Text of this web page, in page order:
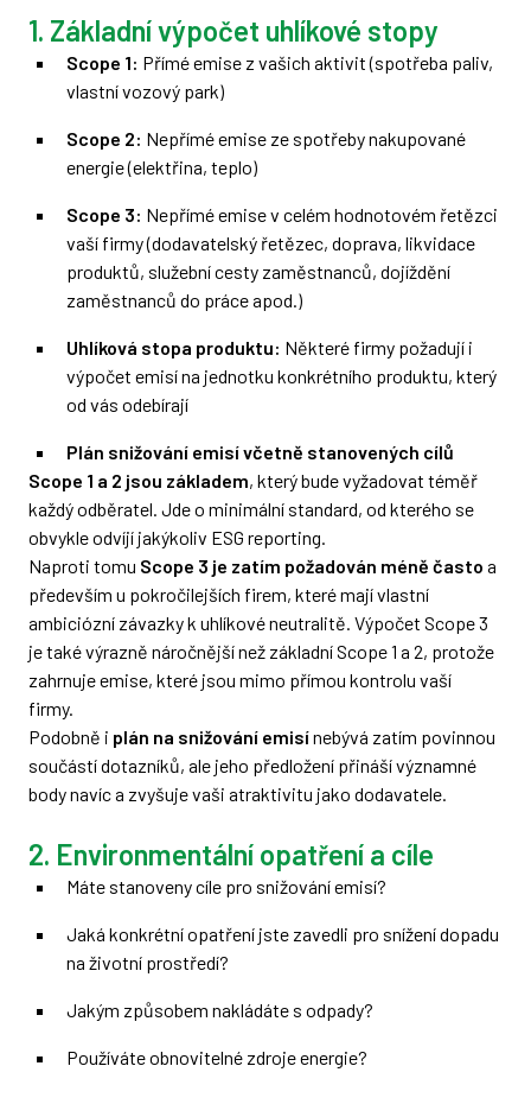
1. Základní výpočet uhlíkové stopy
Scope 1: Přímé emise z vašich aktivit (spotřeba paliv,
vlastní vozový park)
Scope 2: Nepřímé emise ze spotřeby nakupované
energie (elektřina, teplo)
Scope 3: Nepřímé emise v celém hodnotovém řetězci
vaší firmy (dodavatelský řetězec, doprava, likvidace
produktů, služební cesty zaměstnanců, dojíždění
zaměstnanců do práce apod.)
Uhlíková stopa produktu: Některé firmy požadují i
výpočet emisí na jednotku konkrétního produktu, který
od vás odebírají
Plán snižování emisí včetně stanovených cílů
Scope 1 a 2 jsou základem, který bude vyžadovat téměř
každý odběratel. Jde o minimální standard, od kterého se
obvykle odvíjí jakýkoliv ESG reporting.
Naproti tomu Scope 3 je zatím požadován méně často a
především u pokročilejších firem, které mají vlastní
ambiciózní závazky k uhlíkové neutralitě. Výpočet Scope 3
je také výrazně náročnější než základní Scope 1 a 2, protože
zahrnuje emise, které jsou mimo přímou kontrolu vaší
firmy.
Podobně i plán na snižování emisínebývá zatím povinnou
součástí dotazníků, ale jeho předložení přináší významné
body navíc a zvyšuje vaši atraktivitu jako dodavatele.
2. Environmentální opatření a cíle
Máte stanoveny cíle pro snižování emisí?
Jaká konkrétní opatření jste zavedli pro snížení dopadu
na životní prostředí?
Jakým způsobem nakládáte s odpady?
Používáte obnovitelné zdroje energie?